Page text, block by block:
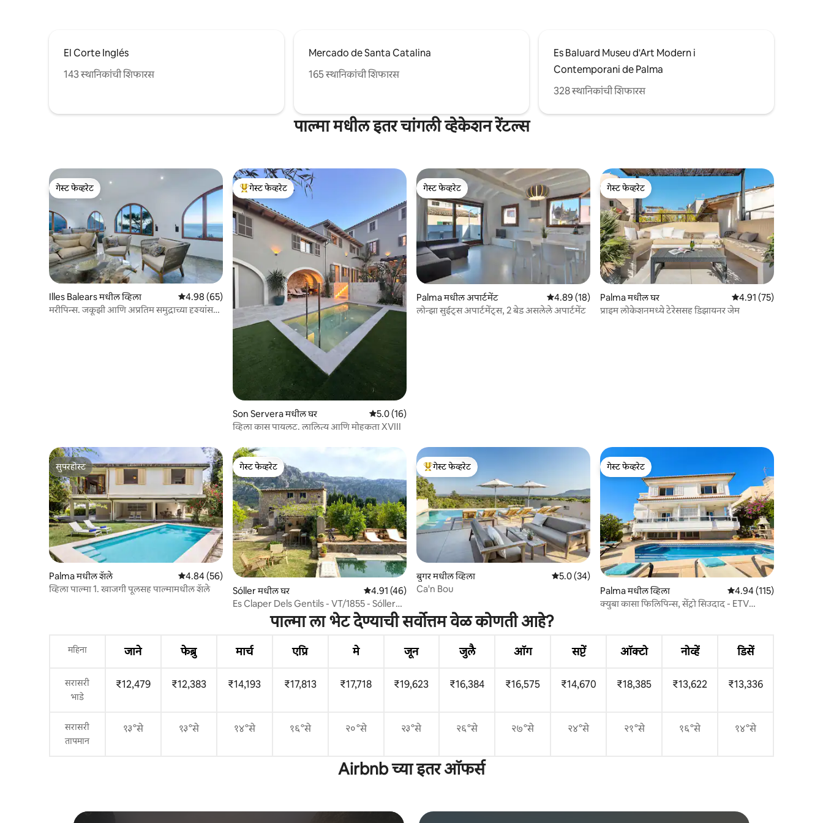
El Corte Inglés
143 स्थानिकांची शिफारस
Mercado de Santa Catalina
165 स्थानिकांची शिफारस
Es Baluard Museu d'Art Modern i
Contemporani de Palma
328 स्थानिकांची शिफारस
पाल्मा मधील इतर चांगली व्हेकेशन रेंटल्स
गेस्ट फेव्हरेट
गेस्ट फेव्हरेट
Illes Balears मधील व्हिला 5 पैकी 4.98 सरासरी रेटिंग, 65 रिव्ह्यूज
4.98 (65)
मरीपिन्स. जकूझी आणि अप्रतिम समुद्राच्या दृश्यांसह
टॉप गेस्ट फेव्हरेट
गेस्ट फेव्हरेट
Son Servera मधील घर 5 पैकी 5.0 सरासरी रेटिंग, 16 रिव्ह्यूज
5.0 (16)
व्हिला कास पायलट. लालित्य आणि मोहकता XVIII
गेस्ट फेव्हरेट
गेस्ट फेव्हरेट
Palma मधील अपार्टमेंट 5 पैकी 4.89 सरासरी रेटिंग, 18 रिव्ह्यूज
4.89 (18)
लोन्झा सुईट्स अपार्टमेंट्स, 2 बेड असलेले अपार्टमेंट
गेस्ट फेव्हरेट
गेस्ट फेव्हरेट
Palma मधील घर 5 पैकी 4.91 सरासरी रेटिंग,
4.91 (75)
प्राइम लोकेशनमध्ये टेरेससह डिझायनर जेम
सुपरहोस्ट
सुपरहोस्ट
Palma मधील शॅले 5 पैकी 4.84 सरासरी रेटिंग, 56 रिव्ह्यूज
4.84 (56)
व्हिला पाल्मा 1. खाजगी पूलसह पाल्मामधील शॅले
गेस्ट फेव्हरेट
गेस्ट फेव्हरेट
Sóller मधील घर 5 पैकी 4.91 सरासरी रेटिंग, 46 रिव्ह्यूज
4.91 (46)
Es Claper Dels Gentils - VT/1855 - Sóller
टॉप गेस्ट फेव्हरेट
गेस्ट फेव्हरेट
बुगर मधील व्हिला 5 पैकी 5.0 सरासरी रेटिंग, 34 रिव्ह्यूज
5.0 (34)
Ca'n Bou
गेस्ट फेव्हरेट
गेस्ट फेव्हरेट
Palma मधील व्हिला 5 पैकी 4.94 सरासरी रेटिंग,
4.94 (115)
क्युबा कासा फिलिपिन्स, सेंट्रो सिउदाद - ETV
पाल्मा ला भेट देण्याची सर्वोत्तम वेळ कोणती आहे?
महिना जाने फेब्रु मार्च एप्रि मे जून जुलै ऑग सप्टें ऑक्टो नोव्हें डिसें
सरासरी
भाडे
₹12,479 ₹12,383 ₹14,193 ₹17,813 ₹17,718 ₹19,623 ₹16,384 ₹16,575 ₹14,670 ₹18,385 ₹13,622 ₹13,336
सरासरी
तापमान
१३°से १३°से १४°से १६°से २०°से २३°से २६°से २७°से २४°से २१°से १६°से १४°से
Airbnb च्या इतर ऑफर्स